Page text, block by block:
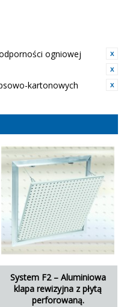
ogniowej
kartonowych
System F2 – Aluminiowa
klapa rewizyjna z płytą
perforowaną.